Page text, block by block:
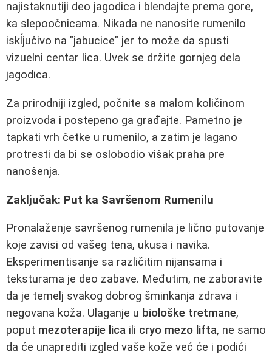
najistaknutiji deo jagodica i blendajte prema gore,
ka slepoočnicama. Nikada ne nanosite rumenilo
iskĺjučivo na "jabucice" jer to može da spusti
vizuelni centar lica. Uvek se držite gornjeg dela
jagodica.
Za prirodniji izgled, počnite sa malom količinom
proizvoda i postepeno ga građajte. Pametno je
tapkati vrh četke u rumenilo, a zatim je lagano
protresti da bi se oslobodio višak praha pre
nanošenja.
Zaključak: Put ka Savršenom Rumenilu
Pronalaženje savršenog rumenila je lično putovanje
koje zavisi od vašeg tena, ukusa i navika.
Eksperimentisanje sa različitim nijansama i
teksturama je deo zabave. Međutim, ne zaboravite
da je temelj svakog dobrog šminkanja zdrava i
negovana koža. Ulaganje u biološke tretmane,
poput mezoterapije lica ili cryo mezo lifta, ne samo
da će unaprediti izgled vaše kože već će i podići